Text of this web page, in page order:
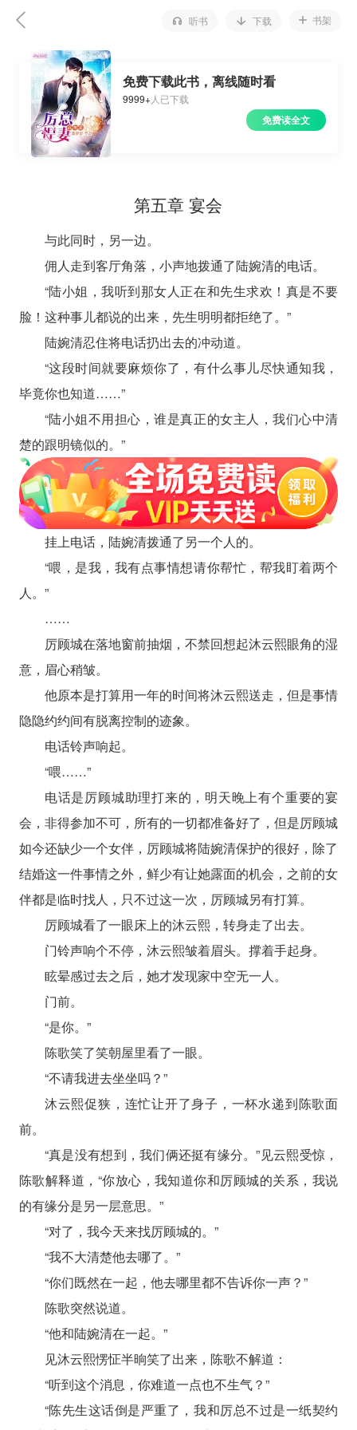
听书 下载 书架
免费下载此书，离线随时看
9999+人已下载
免费读全文
第五章 宴会
与此同时，另一边。
佣人走到客厅角落，小声地拨通了陆婉清的电话。
“陆小姐，我听到那女人正在和先生求欢！真是不要
脸！这种事儿都说的出来，先生明明都拒绝了。”
陆婉清忍住将电话扔出去的冲动道。
“这段时间就要麻烦你了，有什么事儿尽快通知我，
毕竟你也知道……”
“陆小姐不用担心，谁是真正的女主人，我们心中清
楚的跟明镜似的。”
挂上电话，陆婉清拨通了另一个人的。
“喂，是我，我有点事情想请你帮忙，帮我盯着两个
人。”
……
厉顾城在落地窗前抽烟，不禁回想起沐云熙眼角的湿
意，眉心稍皱。
他原本是打算用一年的时间将沐云熙送走，但是事情
隐隐约约间有脱离控制的迹象。
电话铃声响起。
“喂……”
电话是厉顾城助理打来的，明天晚上有个重要的宴
会，非得参加不可，所有的一切都准备好了，但是厉顾城
如今还缺少一个女伴，厉顾城将陆婉清保护的很好，除了
结婚这一件事情之外，鲜少有让她露面的机会，之前的女
伴都是临时找人，只不过这一次，厉顾城另有打算。
厉顾城看了一眼床上的沐云熙，转身走了出去。
门铃声响个不停，沐云熙皱着眉头。撑着手起身。
眩晕感过去之后，她才发现家中空无一人。
门前。
“是你。”
陈歌笑了笑朝屋里看了一眼。
“不请我进去坐坐吗？”
沐云熙促狭，连忙让开了身子，一杯水递到陈歌面
前。
“真是没有想到，我们俩还挺有缘分。”见云熙受惊，
陈歌解释道，“你放心，我知道你和厉顾城的关系，我说
的有缘分是另一层意思。”
“对了，我今天来找厉顾城的。”
“我不大清楚他去哪了。”
“你们既然在一起，他去哪里都不告诉你一声？”
陈歌突然说道。
“他和陆婉清在一起。”
见沐云熙愣怔半晌笑了出来，陈歌不解道：
“听到这个消息，你难道一点也不生气？”
“陈先生这话倒是严重了，我和厉总不过是一纸契约